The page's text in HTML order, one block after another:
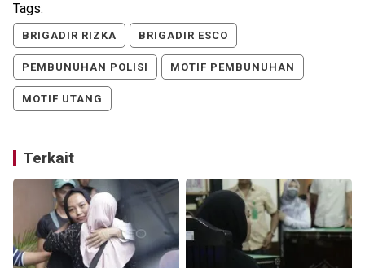
Tags:
BRIGADIR RIZKA BRIGADIR ESCO
PEMBUNUHAN POLISI MOTIF PEMBUNUHAN
MOTIF UTANG
Terkait